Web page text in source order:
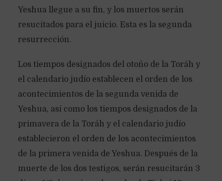
Yeshua llegue a su fin, y los muertos serán
resucitados para el juicio. Esta es la segunda
resurrección.
Los tiempos designados del otoño de la Toráh y
el calendario judío establecen el orden de los
acontecimientos de la segunda venida de
Yeshua, así como los tiempos designados de la
primavera de la Toráh y el calendario judío
establecieron el orden de los acontecimientos
de la primera venida de Yeshua. Después de la
muerte de los dos testigos, serán resucitarán 3